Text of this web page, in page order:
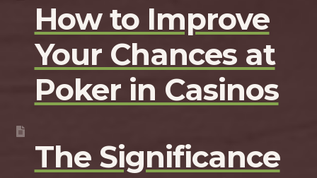
How to Improve
Your Chances at
Poker in Casinos
The Significance